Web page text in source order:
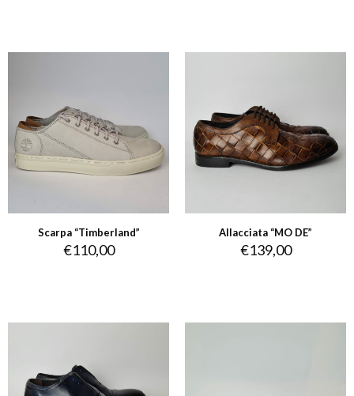
Scarpa “Timberland”
€110,00
Allacciata “MO DE”
€139,00